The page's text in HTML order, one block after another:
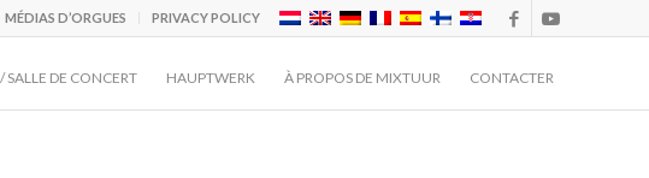
MÉDIAS D’ORGUES PRIVACY POLICY
SALLE DE CONCERT HAUPTWERK À PROPOS DE MIXTUUR CONTACTER